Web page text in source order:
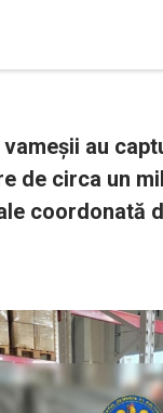
au
de circa un
coordonată